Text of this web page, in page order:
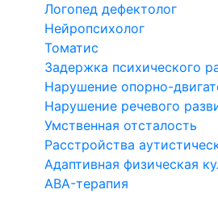
Логопед дефектолог
Нейропсихолог
Томатис
Задержка психического
Нарушение опорно-
Нарушение речевого
Умственная отсталость
Расстройства
Адаптивная физическая
ABA-терапия